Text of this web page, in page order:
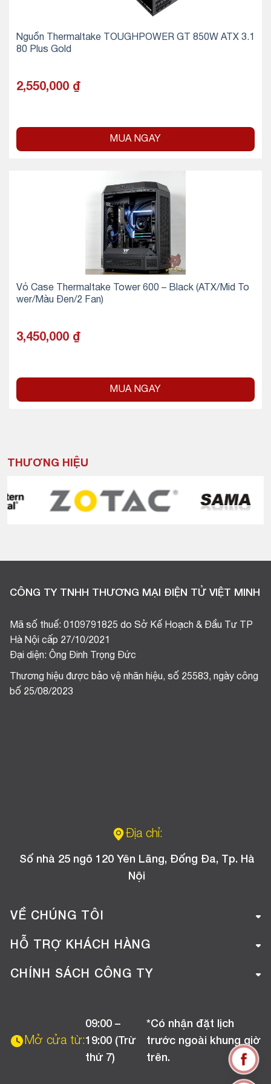
Nguồn Thermaltake TOUGHPOWER GT 850W ATX 3.1
80 Plus Gold
2,550,000 ₫
MUA NGAY
Vỏ Case Thermaltake Tower 600 – Black (ATX/Mid To
wer/Màu Đen/2 Fan)
3,450,000 ₫
MUA NGAY
THƯƠNG HIỆU
CÔNG TY TNHH THƯƠNG MẠI ĐIỆN TỬ VIỆT MINH
Mã số thuế: 0109791825 do Sở Kế Hoạch & Đầu Tư TP
Hà Nội cấp 27/10/2021
Đại diện: Ông Đinh Trọng Đức
Thương hiệu được bảo vệ nhãn hiệu, số 25583, ngày công
bố 25/08/2023
Địa chỉ:
Số nhà 25 ngõ 120 Yên Lãng, Đống Đa, Tp. Hà
Nội
VỀ CHÚNG TÔI
Giới thiệu công ty
Tuyển dụng
HỖ TRỢ KHÁCH HÀNG
Hướng dẫn mua hàng online
Chương trình khuyến mãi
CHÍNH SÁCH CÔNG TY
Chính sách bảo hành
Mở cửa từ:
09:00 –
19:00 (Trừ
thứ 7)
*Có nhận đặt lịch
trước ngoài khung giờ
trên.